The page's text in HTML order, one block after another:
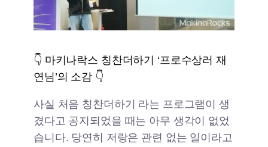
👇 마키나락스 칭찬더하기 ‘프로수상러 재
연님’의 소감 👇
사실 처음 칭찬더하기 라는 프로그램이 생
겼다고 공지되었을 때는 아무 생각이 없었
습니다. 당연히 저랑은 관련 없는 일이라고